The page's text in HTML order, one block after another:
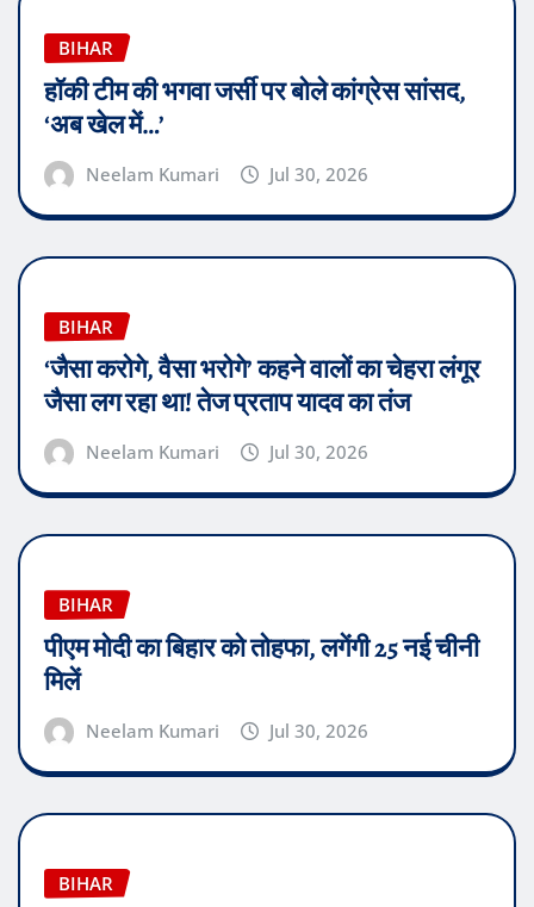
BIHAR
हॉकी टीम की भगवा जर्सी पर बोले कांग्रेस सांसद,
‘अब खेल में…’
Neelam Kumari Jul 30, 2026
BIHAR
‘जैसा करोगे, वैसा भरोगे’ कहने वालों का चेहरा लंगूर
जैसा लग रहा था! तेज प्रताप यादव का तंज
Neelam Kumari Jul 30, 2026
BIHAR
पीएम मोदी का बिहार को तोहफा, लगेंगी 25 नई चीनी
मिलें
Neelam Kumari Jul 30, 2026
BIHAR